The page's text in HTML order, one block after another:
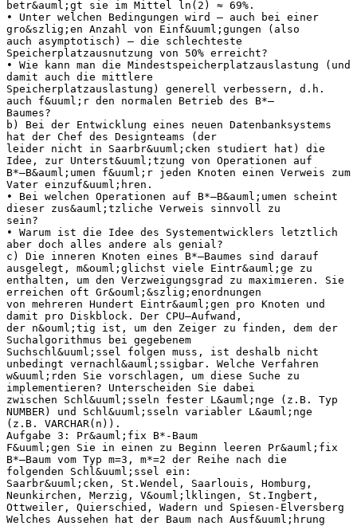
betr&auml;gt sie im Mittel ln(2) ≈ 69%.
• Unter welchen Bedingungen wird – auch bei einer
gro&szlig;en Anzahl von Einf&uuml;gungen (also
auch asymptotisch) – die schlechteste
Speicherplatzausnutzung von 50% erreicht?
• Wie kann man die Mindestspeicherplatzauslastung (und
damit auch die mittlere
Speicherplatzauslastung) generell verbessern, d.h.
auch f&uuml;r den normalen Betrieb des B*–
Baumes?
b) Bei der Entwicklung eines neuen Datenbanksystems
hat der Chef des Designteams (der
leider nicht in Saarbr&uuml;cken studiert hat) die
Idee, zur Unterst&uuml;tzung von Operationen auf
B*–B&auml;umen f&uuml;r jeden Knoten einen Verweis zum
Vater einzuf&uuml;hren.
• Bei welchen Operationen auf B*–B&auml;umen scheint
dieser zus&auml;tzliche Verweis sinnvoll zu
sein?
• Warum ist die Idee des Systementwicklers letztlich
aber doch alles andere als genial?
c) Die inneren Knoten eines B*–Baumes sind darauf
ausgelegt, m&ouml;glichst viele Eintr&auml;ge zu
enthalten, um den Verzweigungsgrad zu maximieren. Sie
erreichen oft Gr&ouml;&szlig;enordnungen
von mehreren Hundert Eintr&auml;gen pro Knoten und
damit pro Diskblock. Der CPU–Aufwand,
der n&ouml;tig ist, um den Zeiger zu finden, dem der
Suchalgorithmus bei gegebenem
Suchschl&uuml;ssel folgen muss, ist deshalb nicht
unbedingt vernachl&auml;ssigbar. Welche Verfahren
w&uuml;rden Sie vorschlagen, um diese Suche zu
implementieren? Unterscheiden Sie dabei
zwischen Schl&uuml;sseln fester L&auml;nge (z.B. Typ
NUMBER) und Schl&uuml;sseln variabler L&auml;nge
(z.B. VARCHAR(n)).
Aufgabe 3: Pr&auml;fix B*-Baum
F&uuml;gen Sie in einen zu Beginn leeren Pr&auml;fix
B*–Baum vom Typ m=3, m*=2 der Reihe nach die
folgenden Schl&uuml;ssel ein:
Saarbr&uuml;cken, St.Wendel, Saarlouis, Homburg,
Neunkirchen, Merzig, V&ouml;lklingen, St.Ingbert,
Ottweiler, Quierschied, Wadern und Spiesen-Elversberg
Welches Aussehen hat der Baum nach Ausf&uuml;hrung